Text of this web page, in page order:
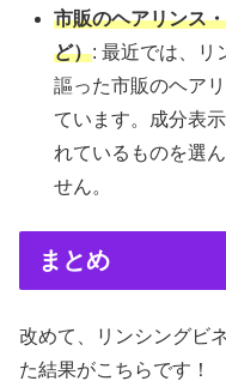
市販のヘアリンス
ど）: 最近では、リ
謳った市販のヘア
ています。成分表
れているものを選
せん。
まとめ
改めて、リンシングビ
た結果がこちらです！